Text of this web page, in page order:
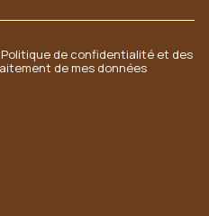
de confidentialité et des
de mes données